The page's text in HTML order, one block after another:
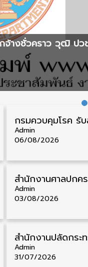
จ้างชั่วคราว วุฒิ ปว
Admin
06/08/2026
Admin
03/08/2026
Admin
31/07/2026